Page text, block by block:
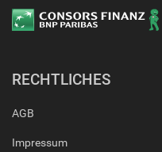
RECHTLICHES
AGB
Impressum